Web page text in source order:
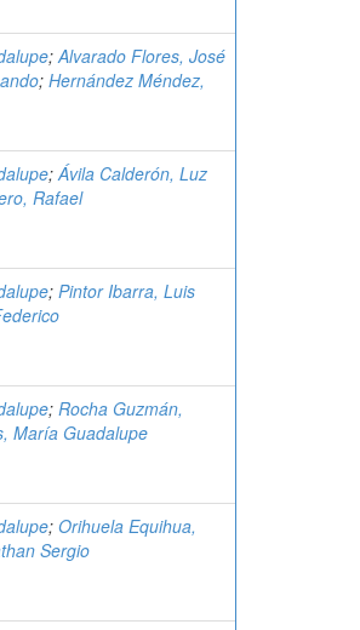
;Alvarado Flores, José
; Hernández Méndez,
;Ávila Calderón, Luz
Rafael
; Pintor Ibarra, Luis
; Rocha Guzmán,
María Guadalupe
; Orihuela Equihua,
Sergio